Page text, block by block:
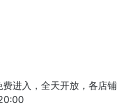
进入，全天开放，各店铺